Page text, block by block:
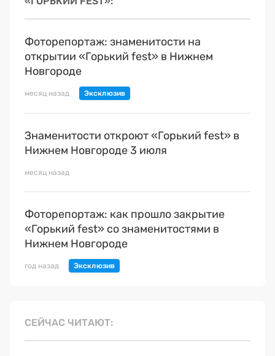
Фоторепортаж: знаменитости на
открытии «Горький fest» в Нижнем
Новгороде
месяц назад
Знаменитости откроют «Горький fest» в
Нижнем Новгороде 3 июля
месяц назад
Фоторепортаж: как прошло закрытие
«Горький fest» со знаменитостями в
Нижнем Новгороде
год назад
СЕЙЧАС ЧИТАЮТ